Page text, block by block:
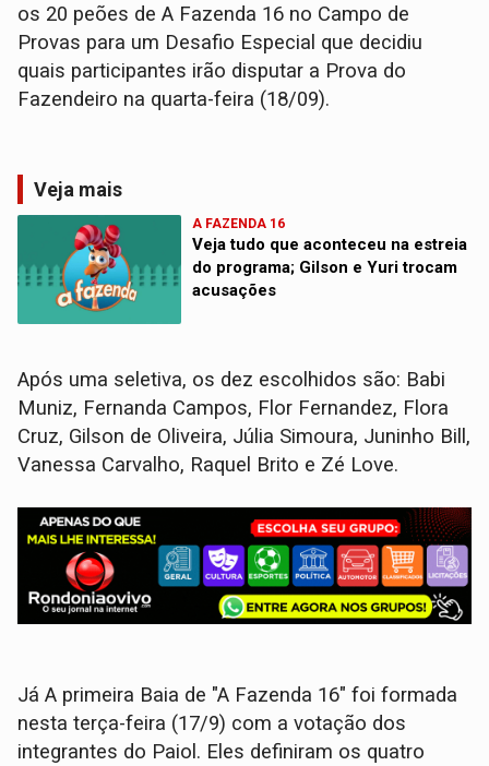
os 20 peões de A Fazenda 16 no Campo de
Provas para um Desafio Especial que decidiu
quais participantes irão disputar a Prova do
Fazendeiro na quarta-feira (18/09).
Veja mais
A FAZENDA 16
Veja tudo que aconteceu na estreia
do programa; Gilson e Yuri trocam
acusações
Após uma seletiva, os dez escolhidos são: Babi
Muniz, Fernanda Campos, Flor Fernandez, Flora
Cruz, Gilson de Oliveira, Júlia Simoura, Juninho Bill,
Vanessa Carvalho, Raquel Brito e Zé Love.
Já A primeira Baia de "A Fazenda 16" foi formada
nesta terça-feira (17/9) com a votação dos
integrantes do Paiol. Eles definiram os quatro